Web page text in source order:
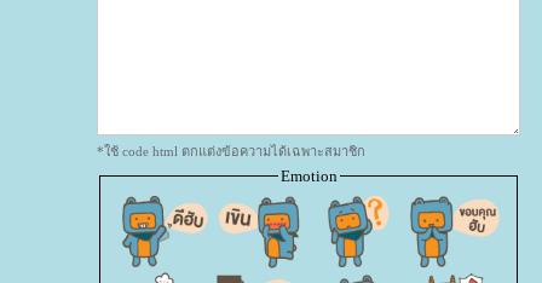
*ใช้ code html ตกแต่งข้อความได้เฉพาะสมาชิก
Emotion